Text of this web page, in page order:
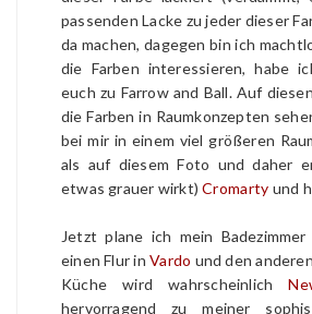
passenden Lacke zu jeder dieser
da machen, dagegen bin ich
die Farben interessieren, habe
euch zu Farrow and Ball. Auf
die Farben in Raumkonzepten
bei mir in einem viel größeren
als auf diesem Foto und daher
etwas grauer wirkt)Cromarty und
Jetzt plane ich mein Badezimmer
einen Flur in Vardo und den
Küche wird wahrscheinlich
hervorragend zu meiner